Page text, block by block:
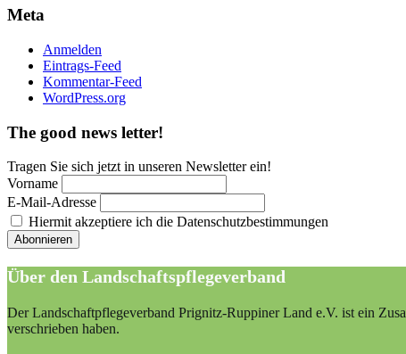
Meta
Anmelden
Eintrags-Feed
Kommentar-Feed
WordPress.org
The good news letter!
Tragen Sie sich jetzt in unseren Newsletter ein!
Vorname
E-Mail-Adresse
Hiermit akzeptiere ich die Datenschutzbestimmungen
Über den Landschaftspflegeverband
Der Landschaftpflegeverband Prignitz-Ruppiner Land e.V. ist ein
verschrieben haben.